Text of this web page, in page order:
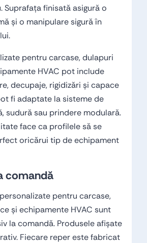
Suprafața finisată asigură o
și o manipulare sigură în
pentru carcase, dulapuri
HVAC pot include
decupaje, rigidizări și capace
fi adaptate la sisteme de
sudură sau prindere modulară.
face ca profilele să se
oricărui tip de echipament
comandă
pentru carcase,
și echipamente HVAC sunt
la comandă. Produsele afișate
Fiecare reper este fabricat